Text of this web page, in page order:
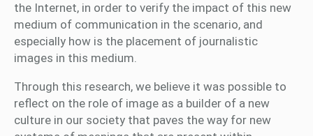
the Internet, in order to verify the impact of this new
medium of communication in the scenario, and
especially how is the placement of journalistic
images in this medium.
Through this research, we believe it was possible to
reflect on the role of image as a builder of a new
culture in our society that paves the way for new